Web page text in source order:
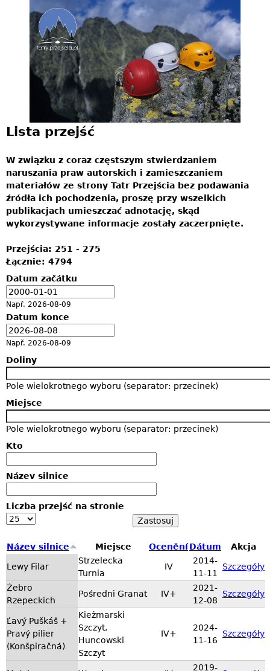
Jump to navigation
Lista przejść
W związku z coraz częstszym stwierdzaniem
naruszania praw autorskich i zamieszczaniem
materiałów ze strony Tatr Przejścia bez podawania
źródła ich pochodzenia, proszę przy wszelkich
publikacjach umieszczać adnotację, skąd
wykorzystywane informacje zostały zaczerpnięte.
Przejścia: 251 - 275
Łącznie: 4794
Datum začátku
D
a
t
u
m
Např. 2026-08-09
Datum konce
D
a
t
u
m
Např. 2026-08-09
Doliny
Pole wielokrotnego wyboru (separator: przecinek)
Miejsce
Pole wielokrotnego wyboru (separator: przecinek)
Kto
Název silnice
Liczba przejść na stronie
Název silnice Miejsce OceněníDátum Akcja
Lewy Filar
Strzelecka
Turnia
IV
2014-
11-11
Szczegóły
Żebro
Rzepeckich
Pośredni Granat IV+
2021-
12-08
Szczegóły
Ľavý Puškáš +
Pravý pilier
(Konšpiračná)
Kieżmarski
Szczyt,
Huncowski
Szczyt
IV+
2024-
11-16
Szczegóły
2019-